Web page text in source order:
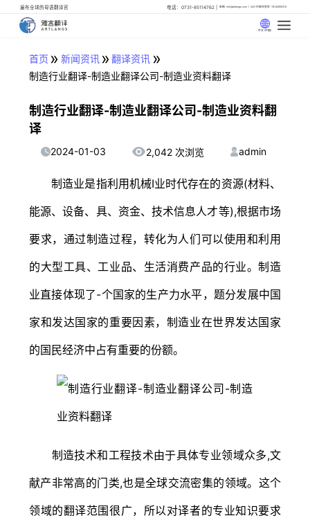
遍布全球的母语翻译官 电话：0731-85114762 邮箱: info@artlangs.com 24小时翻译管家: 18142666316
中文 (中国)
首页 » 新闻资讯» 翻译资讯 »
制造行业翻译-制造业翻译公司-制造业资料翻译
制造行业翻译-制造业翻译公司-制造业资料翻
译
2024-01-03 2,042 次浏览 admin
制造业是指利用机械I业时代存在的资源(材料、
能源、设备、具、资金、技术信息人才等),根据市场
要求，通过制造过程，转化为人们可以使用和利用
的大型工具、工业品、生活消费产品的行业。制造
业直接体现了-个国家的生产力水平，题分发展中国
家和发达国家的重要因素，制造业在世界发达国家
的国民经济中占有重要的份额。
制造技术和工程技术由于具体专业领域众多,文
献产非常高的门类,也是全球交流密集的领域。这个
领域的翻译范围很广，所以对译者的专业知识要求